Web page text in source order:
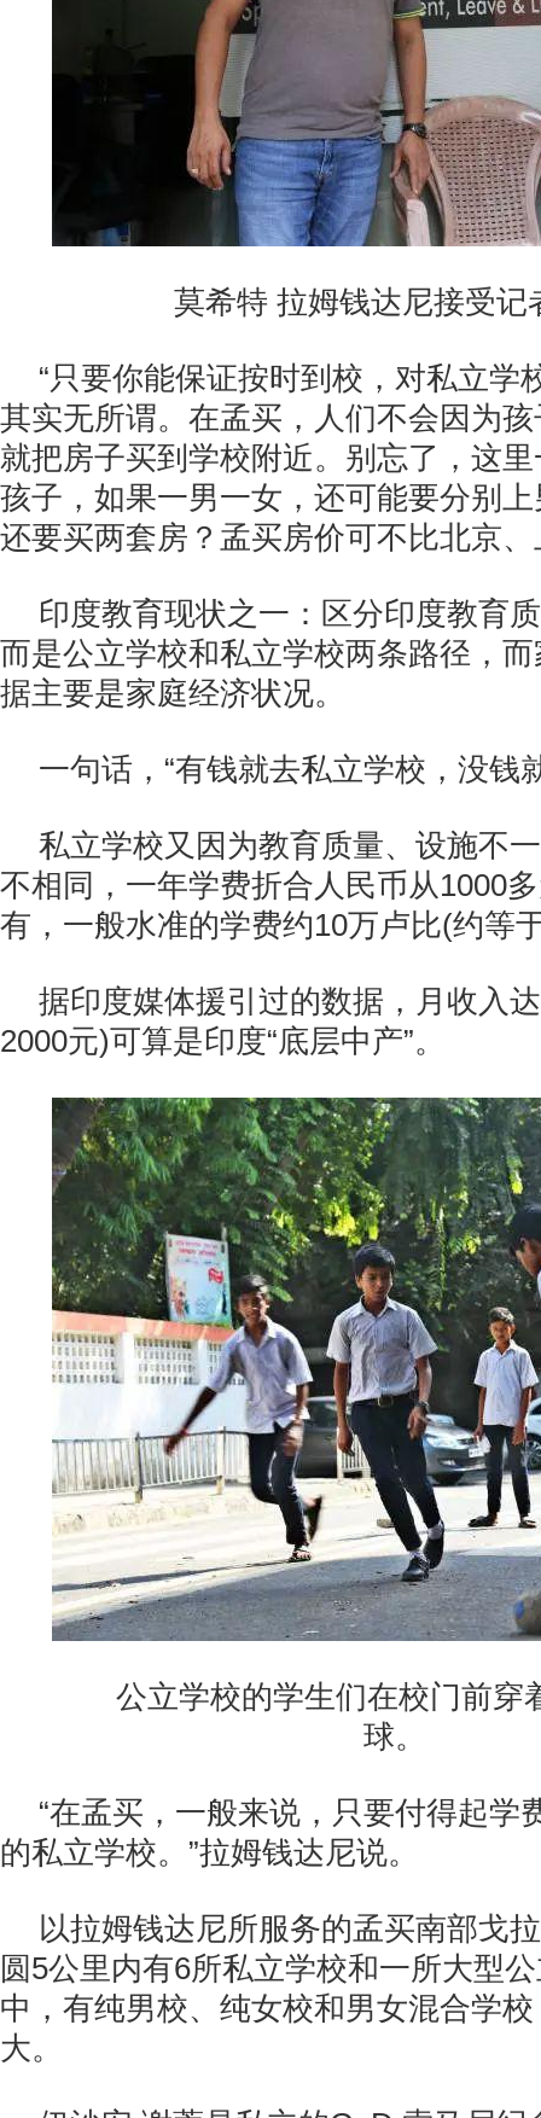
莫希特 拉姆钱达尼接受记
“只要你能保证按时到校，对私立学
其实无所谓。在孟买，人们不会因为
就把房子买到学校附近。别忘了，这
孩子，如果一男一女，还可能要分别
还要买两套房？孟买房价可不比北京、
印度教育现状之一：区分印度教育
而是公立学校和私立学校两条路径，
据主要是家庭经济状况。
一句话，“有钱就去私立学校，没钱
私立学校又因为教育质量、设施不
不相同，一年学费折合人民币从1000
有，一般水准的学费约10万卢比(约等
据印度媒体援引过的数据，月收入
2000元)可算是印度“底层中产”。
公立学校的学生们在校门前穿
球。
“在孟买，一般来说，只要付得起学
的私立学校。”拉姆钱达尼说。
以拉姆钱达尼所服务的孟买南部戈
圆5公里内有6所私立学校和一所大型
中，有纯男校、纯女校和男女混合学
大。